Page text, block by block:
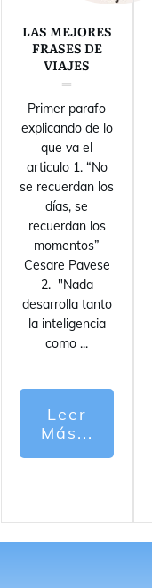
LAS MEJORES
FRASES DE
VIAJES
Primer parafo
explicando de lo
que va el
articulo 1. “No
se recuerdan los
días, se
recuerdan los
momentos”
Cesare Pavese
2. "Nada
desarrolla tanto
la inteligencia
como ...
Leer
Más...